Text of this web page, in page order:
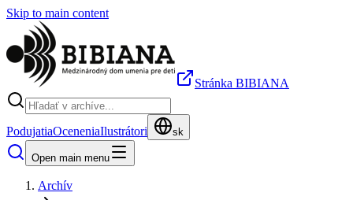
Skip to main content
Stránka BIBIANA
PodujatiaOceneniaIlustrátori sk
Open main menu
Archív